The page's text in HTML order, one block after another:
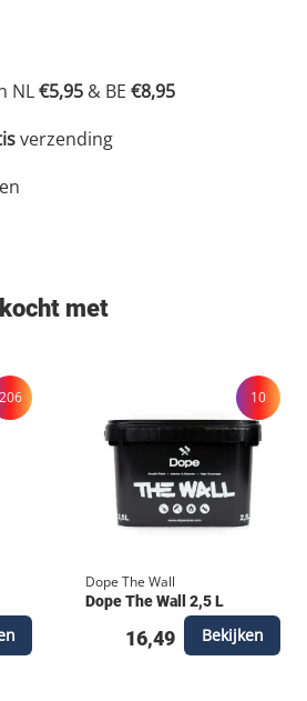
II)
werk van de Spaanse
en 2021. Een essentieel
van graffiti. 400
NL€5,95 & BE €8,95
verzending
met
206 10
Dope The Wall
Dope The Wall 2,5 L
16,49 Bekijken